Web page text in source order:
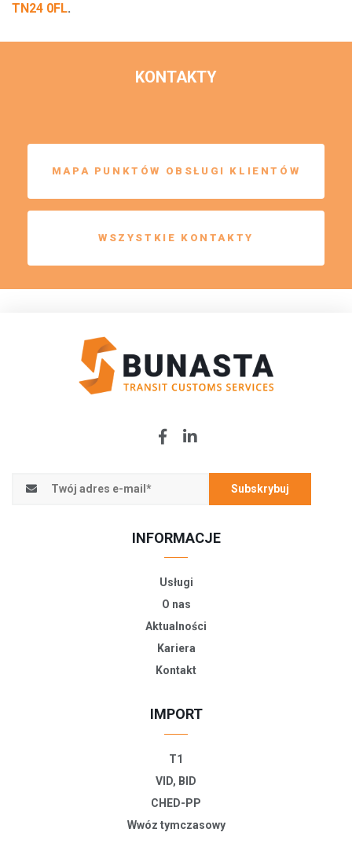
KONTAKTY
MAPA PUNKTÓW OBSŁUGI KLIENTÓW
WSZYSTKIE KONTAKTY
TN24 0FL.
Subskrybuj
INFORMACJE
Usługi
O nas
Aktualności
Kariera
Kontakt
IMPORT
T1
VID, BID
CHED-PP
Wwóz tymczasowy